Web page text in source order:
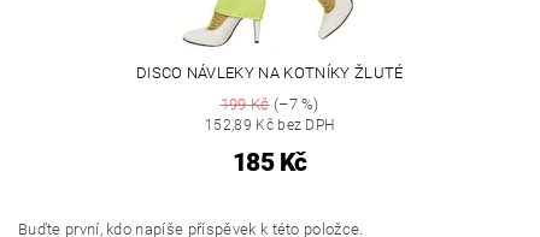
DISCO NÁVLEKY NA KOTNÍKY ŽLUTÉ
199 Kč(–7 %)
152,89 Kč bez DPH
185 Kč
Buďte první, kdo napíše příspěvek k této položce.